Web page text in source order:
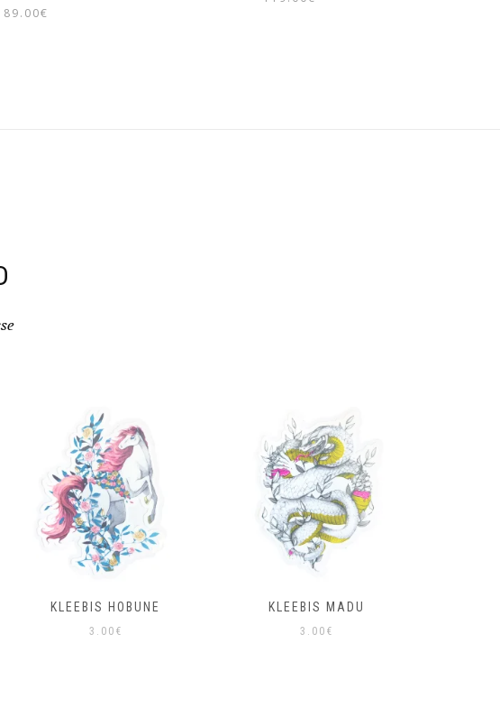
89.00€
KLEEBIS HOBUNE
3.00 €
KLEEBIS MADU
3.00 €